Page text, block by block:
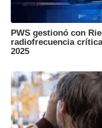
PWS gestionó con
radiofrecuencia
2025